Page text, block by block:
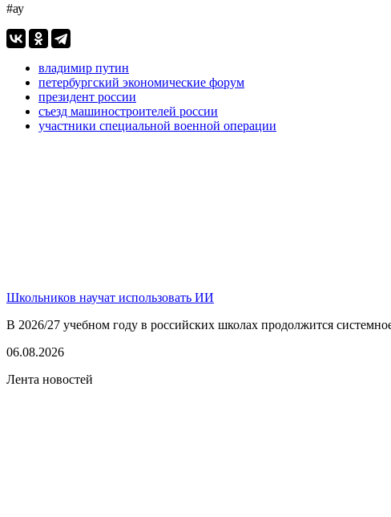
#ау
владимир путин
петербургский экономические форум
президент россии
съезд машиностроителей россии
участники специальной военной операции
Школьников научат использовать ИИ
В 2026/27 учебном году в российских школах продолжится
06.08.2026
Лента новостей